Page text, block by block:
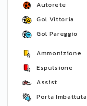
Autorete
Gol Vittoria
Gol Pareggio
Ammonizione
Espulsione
Assist
Porta Imbattuta